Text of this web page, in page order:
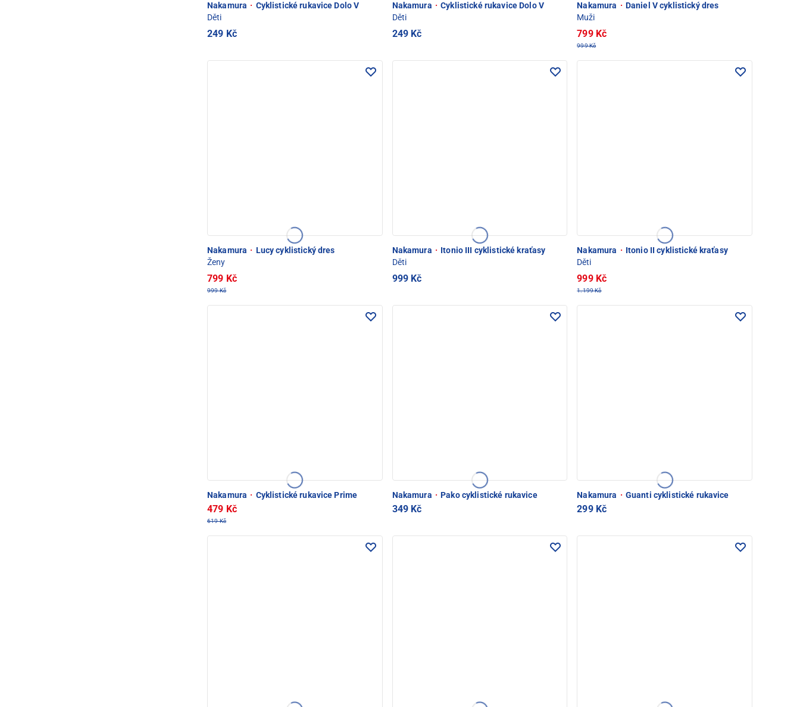
Nakamura · Cyklistické rukavice Dolo V
Děti
249 Kč
Nakamura · Cyklistické rukavice Dolo V
Děti
249 Kč
Nakamura · Daniel V cyklistický dres
Muži
799 Kč
999 Kč
Nakamura · Lucy cyklistický dres
Ženy
799 Kč
999 Kč
Nakamura · Itonio III cyklistické kraťasy
Děti
999 Kč
Nakamura · Itonio II cyklistické kraťasy
Děti
999 Kč
1.199 Kč
Nakamura · Cyklistické rukavice Prime
479 Kč
619 Kč
Nakamura · Pako cyklistické rukavice
349 Kč
Nakamura · Guanti cyklistické rukavice
299 Kč